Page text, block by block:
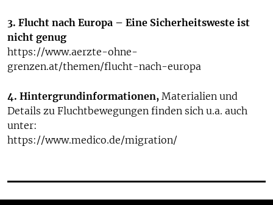
3. Flucht nach Europa – Eine Sicherheitsweste ist
nicht genug
https://www.aerzte-ohne-
grenzen.at/themen/flucht-nach-europa
4. Hintergrundinformationen, Materialien und
Details zu Fluchtbewegungen finden sich u.a. auch
unter:
https://www.medico.de/migration/